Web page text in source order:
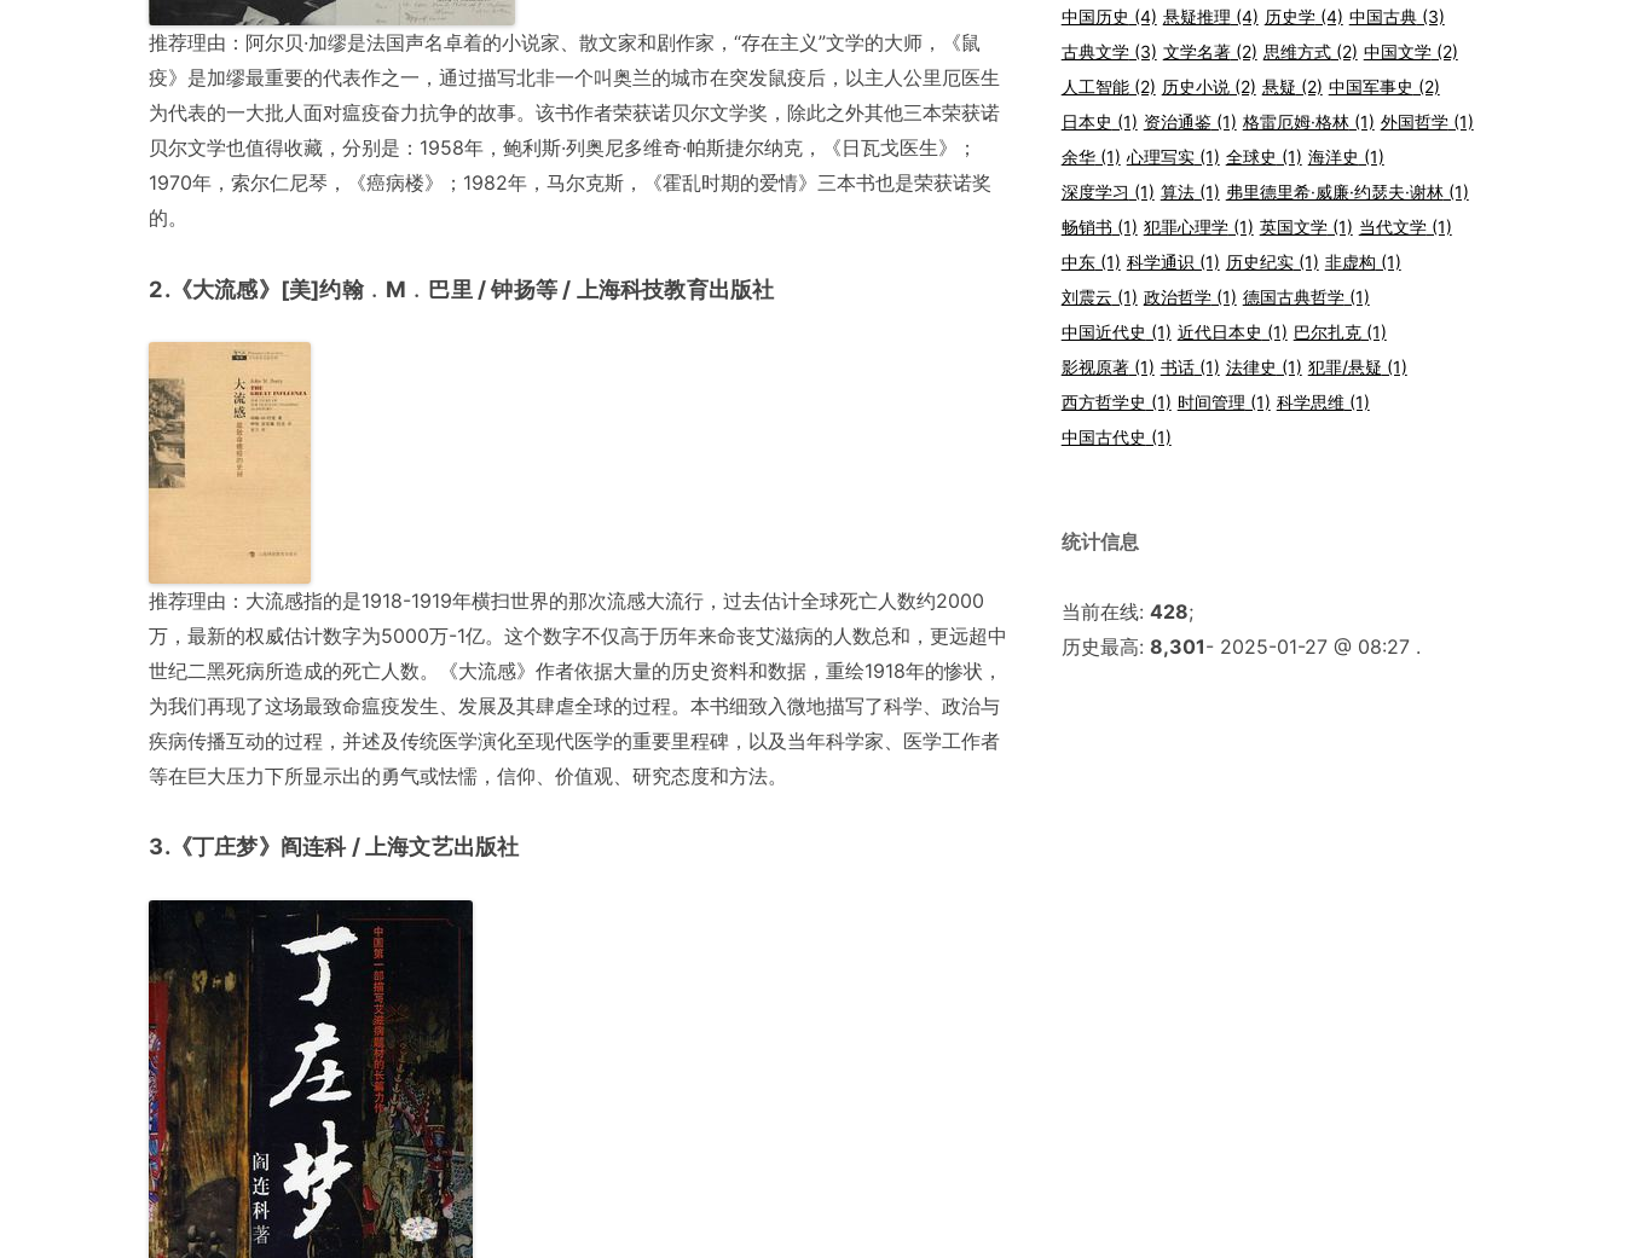
推荐理由：阿尔贝·加缪是法国声名卓着的小说家、散文家和剧作家，“存在主义”文学的大师，《鼠
疫》是加缪最重要的代表作之一，通过描写北非一个叫奥兰的城市在突发鼠疫后，以主人公里厄医生
为代表的一大批人面对瘟疫奋力抗争的故事。该书作者荣获诺贝尔文学奖，除此之外其他三本荣获诺
贝尔文学也值得收藏，分别是：1958年，鲍利斯·列奥尼多维奇·帕斯捷尔纳克，《日瓦戈医生》；
1970年，索尔仁尼琴，《癌病楼》；1982年，马尔克斯，《霍乱时期的爱情》三本书也是荣获诺奖
的。
2.《大流感》[美]约翰﹒M﹒巴里 / 钟扬等 / 上海科技教育出版社
推荐理由：大流感指的是1918-1919年横扫世界的那次流感大流行，过去估计全球死亡人数约2000
万，最新的权威估计数字为5000万-1亿。这个数字不仅高于历年来命丧艾滋病的人数总和，更远超中
世纪二黑死病所造成的死亡人数。《大流感》作者依据大量的历史资料和数据，重绘1918年的惨状，
为我们再现了这场最致命瘟疫发生、发展及其肆虐全球的过程。本书细致入微地描写了科学、政治与
疾病传播互动的过程，并述及传统医学演化至现代医学的重要里程碑，以及当年科学家、医学工作者
等在巨大压力下所显示出的勇气或怯懦，信仰、价值观、研究态度和方法。
3.《丁庄梦》阎连科 / 上海文艺出版社
中国历史 (4) 悬疑推理 (4) 历史学(4) 中国古典(3)
古典文学(3) 文学名著(2) 思维方式(2) 中国文学(2)
人工智能(2) 历史小说(2) 悬疑 (2) 中国军事史 (2)
日本史 (1) 资治通鉴(1) 格雷厄姆·格林(1) 外国哲学(1)
余华(1) 心理写实(1) 全球史 (1) 海洋史 (1)
深度学习 (1) 算法(1) 弗里德里希·威廉·约瑟夫·谢林(1)
畅销书 (1) 犯罪心理学(1) 英国文学(1) 当代文学(1)
中东(1) 科学通识 (1) 历史纪实(1) 非虚构 (1)
刘震云 (1) 政治哲学(1) 德国古典哲学(1)
中国近代史 (1) 近代日本史 (1) 巴尔扎克(1)
影视原著(1) 书话(1) 法律史 (1) 犯罪/悬疑 (1)
西方哲学史 (1) 时间管理 (1) 科学思维(1)
中国古代史 (1)
统计信息
当前在线: 428;
历史最高: 8,301- 2025-01-27 @ 08:27 .